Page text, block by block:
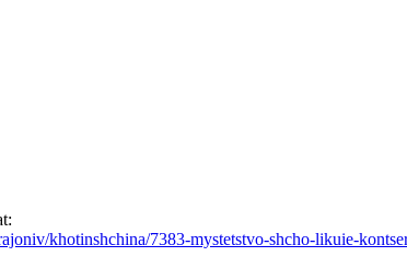
khotinshchina/7383-mystetstvo-shcho-likuie-